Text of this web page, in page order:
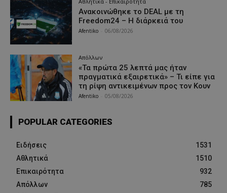
Ανακοινώθηκε το DEAL με τη
Freedom24 – Η διάρκειά του
Afentiko 06/08/2026
Απόλλων
«Τα πρώτα 25 λεπτά μας ήταν
πραγματικά εξαιρετικά» – Τι είπε για
τη ρίψη αντικειμένων προς τον Κουν
Afentiko 05/08/2026
POPULAR CATEGORIES
Ειδήσεις
1531
Αθλητικά
1510
Επικαιρότητα
932
Απόλλων
785